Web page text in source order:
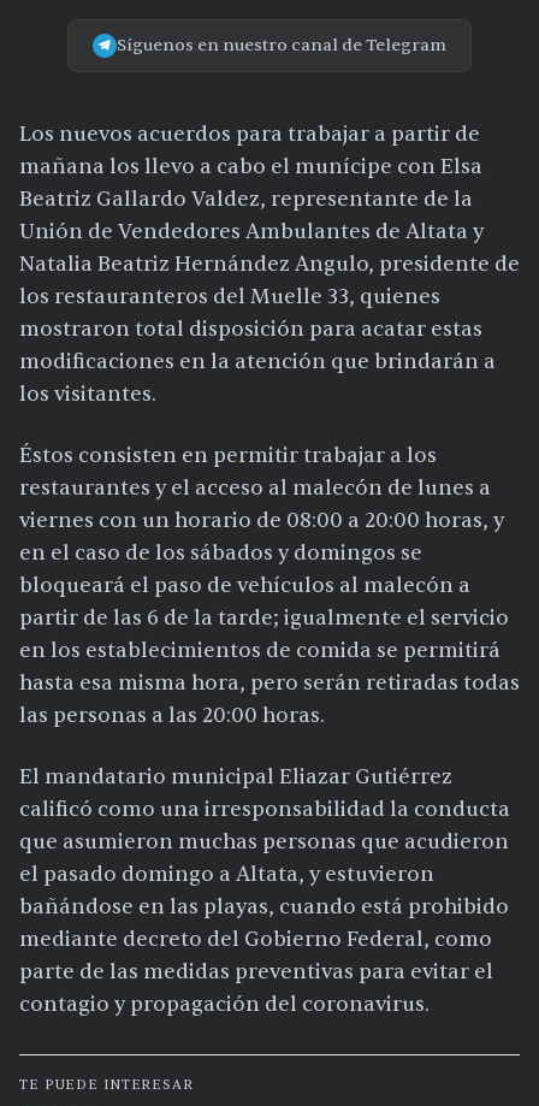
Síguenos en nuestro canal de Telegram
Los nuevos acuerdos para trabajar a partir de
mañana los llevo a cabo el munícipe con Elsa
Beatriz Gallardo Valdez, representante de la
Unión de Vendedores Ambulantes de Altata y
Natalia Beatriz Hernández Angulo, presidente de
los restauranteros del Muelle 33, quienes
mostraron total disposición para acatar estas
modificaciones en la atención que brindarán a
los visitantes.
Éstos consisten en permitir trabajar a los
restaurantes y el acceso al malecón de lunes a
viernes con un horario de 08:00 a 20:00 horas, y
en el caso de los sábados y domingos se
bloqueará el paso de vehículos al malecón a
partir de las 6 de la tarde; igualmente el servicio
en los establecimientos de comida se permitirá
hasta esa misma hora, pero serán retiradas todas
las personas a las 20:00 horas.
El mandatario municipal Eliazar Gutiérrez
calificó como una irresponsabilidad la conducta
que asumieron muchas personas que acudieron
el pasado domingo a Altata, y estuvieron
bañándose en las playas, cuando está prohibido
mediante decreto del Gobierno Federal, como
parte de las medidas preventivas para evitar el
contagio y propagación del coronavirus.
TE PUEDE INTERESAR